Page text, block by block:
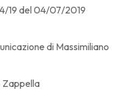
19 del 04/07/2019
di Massimiliano
Zappella